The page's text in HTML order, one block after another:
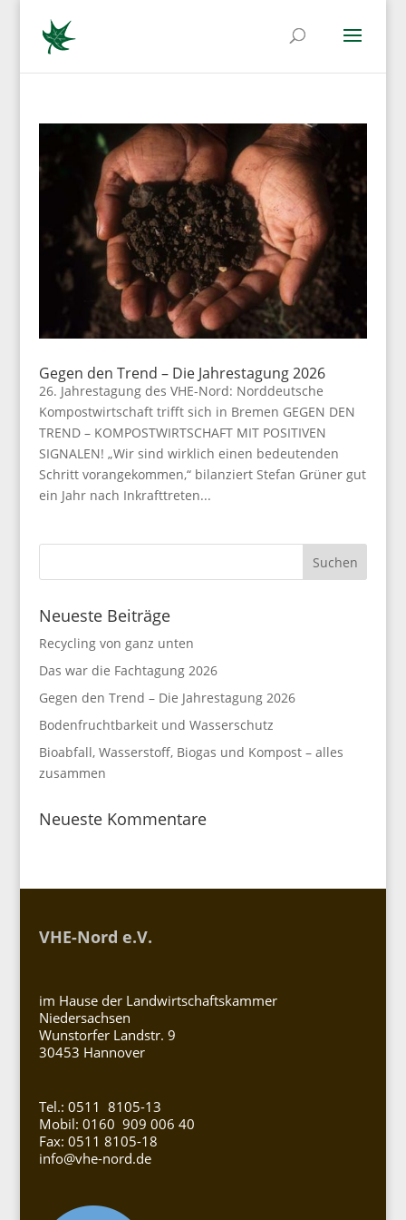
Gegen den Trend – Die Jahrestagung 2026
26. Jahrestagung des VHE-Nord: Norddeutsche
Kompostwirtschaft trifft sich in Bremen GEGEN DEN
TREND – KOMPOSTWIRTSCHAFT MIT POSITIVEN
SIGNALEN! „Wir sind wirklich einen bedeutenden
Schritt vorangekommen,“ bilanziert Stefan Grüner gut
ein Jahr nach Inkrafttreten...
Neueste Beiträge
Recycling von ganz unten
Das war die Fachtagung 2026
Gegen den Trend – Die Jahrestagung 2026
Bodenfruchtbarkeit und Wasserschutz
Bioabfall, Wasserstoff, Biogas und Kompost – alles
zusammen
Neueste Kommentare
VHE-Nord e.V.
im Hause der Landwirtschaftskammer
Niedersachsen
Wunstorfer Landstr. 9
30453 Hannover
Tel.: 0511 8105-13
Mobil: 0160 909 006 40
Fax: 0511 8105-18
info@vhe-nord.de